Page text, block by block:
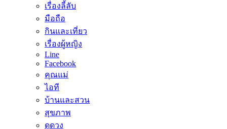
เรื่องลี้ลับ
มือถือ
กินและเที่ยว
เรื่องผู้หญิง
Line
Facebook
คุณแม่
ไอที
บ้านและสวน
สุขภาพ
ดูดวง